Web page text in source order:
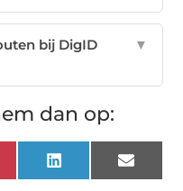
bij DigID
▼
dan op:
LinkedIn Email